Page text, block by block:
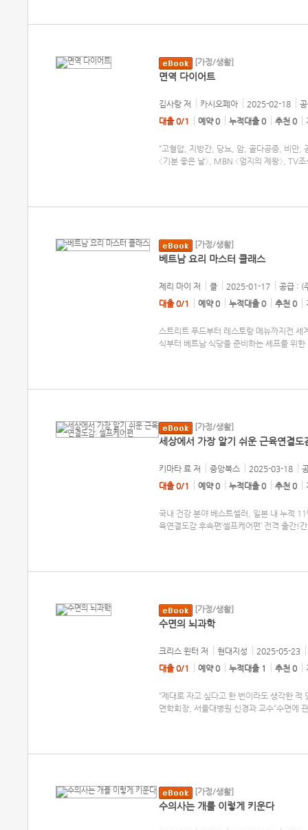
[가정/생활]
면역 다이어트
김사랑 저 카시오페아 2025-02-18
대출 0/1
예약 0 누적대출 0 추천 0
“고혈압, 지방간, 당뇨, 암, 골다공증, 비만,
〈기분 좋은 날〉, MBN 〈엄지의 제왕〉, TV
[가정/생활]
베트남 요리 마스터 클래스
제리 마이 저 클 2025-01-17
공급 : (
대출 0/1
예약 0 누적대출 0 추천 0
스트리트 푸드부터 레스토랑 메뉴까지전
식부터 베트남 식당을 준비하는 셰프를 위
[가정/생활]
세상에서 가장 알기 쉬운 근육연결도
키마타 료 저 중앙북스 2025-03-18
대출 0/1
예약 0 누적대출 0 추천 0
국내 건강 분야 베스트셀러, 일본 내 누적
육연결도감 후속편‘셀프케어편’ 전격 출간!
[가정/생활]
수면의 뇌과학
크리스 윈터 저 현대지성
2025-05-23
대출 0/1
예약 0 누적대출 1 추천 0
“제대로 자고 싶다고 한 번이라도 생각한
면학회장, 서울대병원 신경과 교수“수면에
[가정/생활]
수의사는 개를 이렇게 키운다